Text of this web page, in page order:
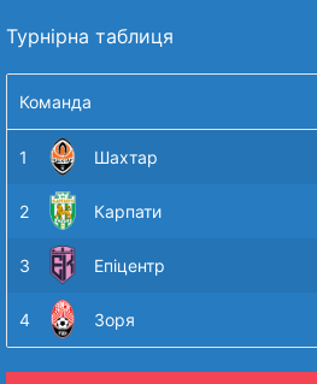
Турнірна таблиця
Команда
1 Шахтар
2 Карпати
3 Епіцентр
4 Зоря